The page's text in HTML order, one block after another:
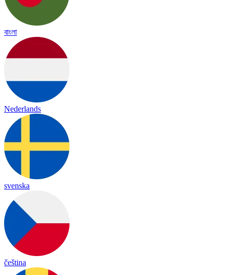
বাংলা
Nederlands
svenska
čeština